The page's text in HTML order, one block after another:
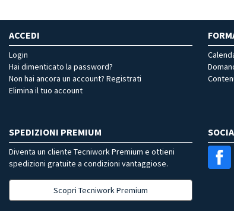
ACCEDI
Login
Hai dimenticato la password?
Non hai ancora un account? Registrati
Elimina il tuo account
SPEDIZIONI PREMIUM
Diventa un cliente Tecniwork Premium e ottieni
spedizioni gratuite a condizioni vantaggiose.
Scopri Tecniwork Premium